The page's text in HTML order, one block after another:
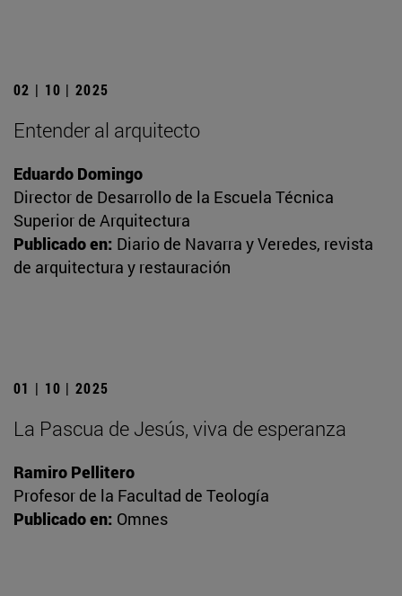
02 | 10 | 2025
Entender al arquitecto
Eduardo Domingo
Director de Desarrollo de la Escuela Técnica
Superior de Arquitectura
Publicado en: Diario de Navarra y Veredes, revista
de arquitectura y restauración
01 | 10 | 2025
La Pascua de Jesús, viva de esperanza
Ramiro Pellitero
Profesor de la Facultad de Teología
Publicado en: Omnes